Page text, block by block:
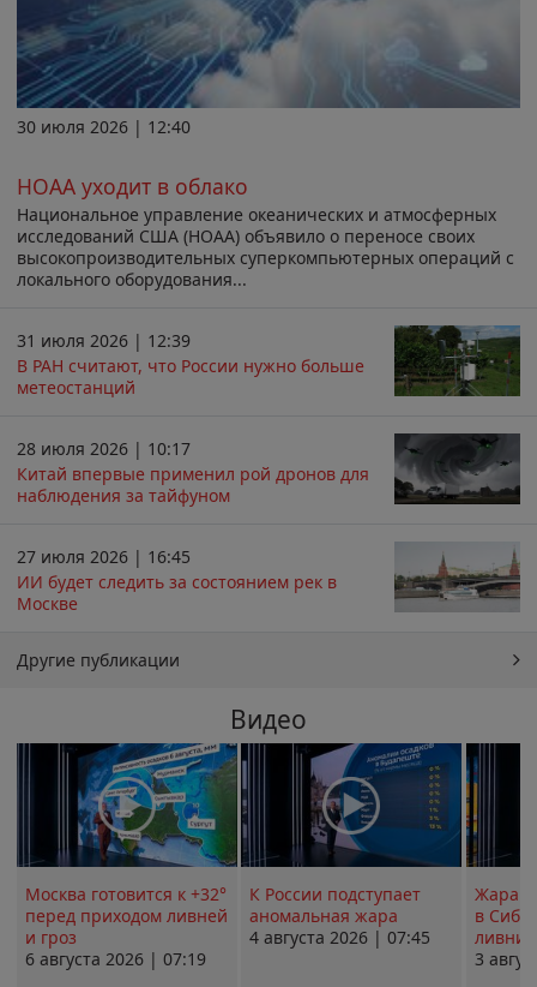
30 июля 2026 | 12:40
НОАА уходит в облако
Национальное управление океанических и атмосферных
исследований США (НОАА) объявило о переносе своих
высокопроизводительных суперкомпьютерных операций с
локального оборудования...
31 июля 2026 | 12:39
В РАН считают, что России нужно больше
метеостанций
28 июля 2026 | 10:17
Китай впервые применил рой дронов для
наблюдения за тайфуном
27 июля 2026 | 16:45
ИИ будет следить за состоянием рек в
Москве
Другие публикации
Видео
Москва готовится к +32°
перед приходом ливней
и гроз
6 августа 2026 | 07:19
К России подступает
аномальная жара
4 августа 2026 | 07:45
Жара в
в
ливни
3